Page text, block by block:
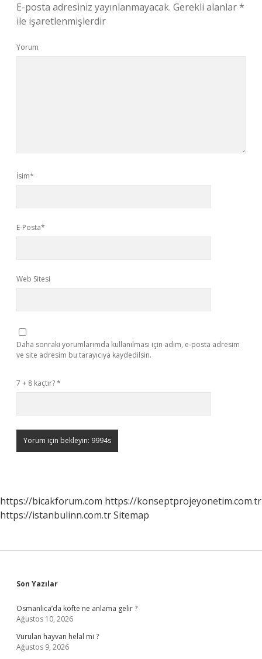
E-posta adresiniz yayınlanmayacak. Gerekli alanlar*
ile işaretlenmişlerdir
Yorum
İsim*
E-Posta*
Web Sitesi
Daha sonraki yorumlarımda kullanılması için adım, e-posta adresim
ve site adresim bu tarayıcıya kaydedilsin.
7 + 8 kaçtır?*
https://bicakforum.com https://konseptprojeyonetim.com.tr
https://istanbulinn.com.trSitemap
Sidebar
Son Yazılar
Osmanlıca’da köfte ne anlama gelir ?
Ağustos 10, 2026
Vurulan hayvan helal mi ?
Ağustos 9, 2026